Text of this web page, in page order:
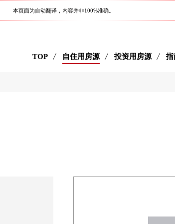
本页面为自动翻译，内容并非100%准确。
TOP 自住用房源 投资用房源 指